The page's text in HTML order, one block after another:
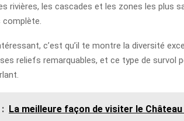
rivières, les cascades et les zones les plus
c’est qu’il te montre la diversité
reliefs remarquables, et ce type de survol
La meilleure façon de visiter le